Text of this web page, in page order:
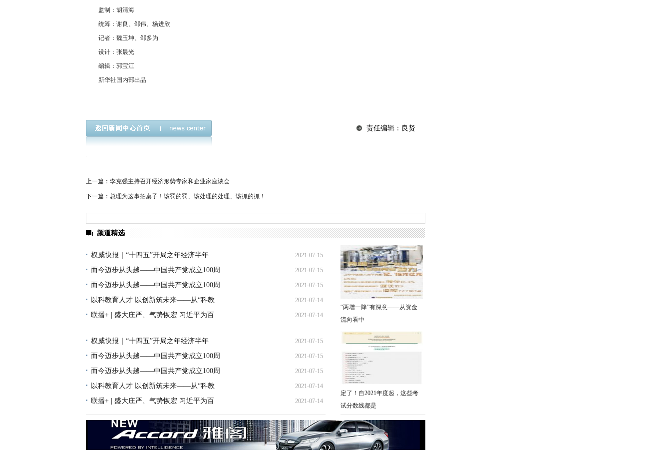
监制：胡清海
统筹：谢良、邹伟、杨进欣
记者：魏玉坤、邹多为
设计：张晨光
编辑：郭宝江
新华社国内部出品
责任编辑：良贤
上一篇： 李克强主持召开经济形势专家和企业家座谈会
下一篇： 总理为这事拍桌子！该罚的罚、该处理的处理、该抓的抓！
频道精选
权威快报｜“十四五”开局之年经济半年 2021-07-15
18:40:30
而今迈步从头越——中国共产党成立100周 2021-07-15
18:38:27
而今迈步从头越——中国共产党成立100周 2021-07-15
09:19:26
以科教育人才 以创新筑未来——从“科教 2021-07-14
16:38:43
联播+ | 盛大庄严、气势恢宏 习近平为百 2021-07-14
权威快报｜“十四五”开局之年经济半年 2021-07-15
18:40:30
而今迈步从头越——中国共产党成立100周 2021-07-15
18:38:27
而今迈步从头越——中国共产党成立100周 2021-07-15
09:19:26
以科教育人才 以创新筑未来——从“科教 2021-07-14
16:38:43
联播+ | 盛大庄严、气势恢宏 习近平为百 2021-07-14
11:50:17
“两增一降”有深意——从资金
流向看中
定了！自2021年度起，这些考
试分数线都是